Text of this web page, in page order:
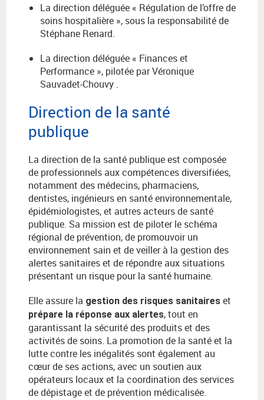
La direction déléguée « Régulation de l’offre de
soins hospitalière », sous la responsabilité de
Stéphane Renard.
La direction déléguée « Finances et
Performance », pilotée par Véronique
Sauvadet-Chouvy .
Direction de la santé
publique
La direction de la santé publique est composée
de professionnels aux compétences diversifiées,
notamment des médecins, pharmaciens,
dentistes, ingénieurs en santé environnementale,
épidémiologistes, et autres acteurs de santé
publique. Sa mission est de piloter le schéma
régional de prévention, de promouvoir un
environnement sain et de veiller à la gestion des
alertes sanitaires et de répondre aux situations
présentant un risque pour la santé humaine.
Elle assure la gestion des risques sanitaires et
prépare la réponse aux alertes, tout en
garantissant la sécurité des produits et des
activités de soins. La promotion de la santé et la
lutte contre les inégalités sont également au
cœur de ses actions, avec un soutien aux
opérateurs locaux et la coordination des services
de dépistage et de prévention médicalisée.